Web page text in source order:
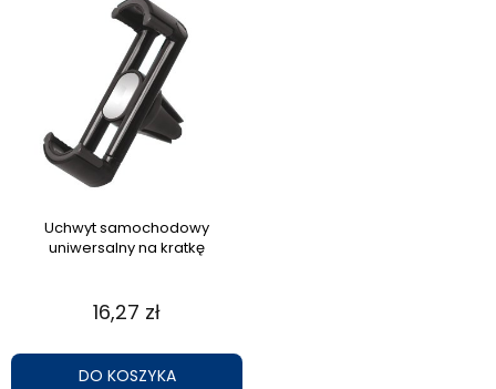
Uchwyt samochodowy
uniwersalny na kratkę
16,27 zł
DO KOSZYKA